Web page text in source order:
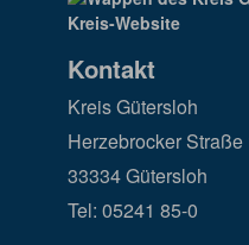
Kontakt
Kreis Gütersloh
Herzebrocker Straße
33334 Gütersloh
Tel: 05241 85-0